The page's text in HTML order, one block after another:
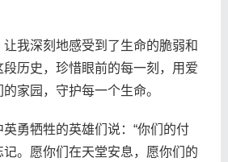
我深刻地感受到了生命的脆弱和
历史，珍惜眼前的每一刻，用爱
家园，守护每一个生命。
勇牺牲的英雄们说：“你们的付
。愿你们在天堂安息，愿你们的